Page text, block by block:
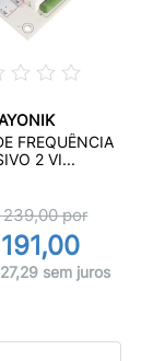
FREQUÊNCIA
2 VI...
239,00por
sem juros